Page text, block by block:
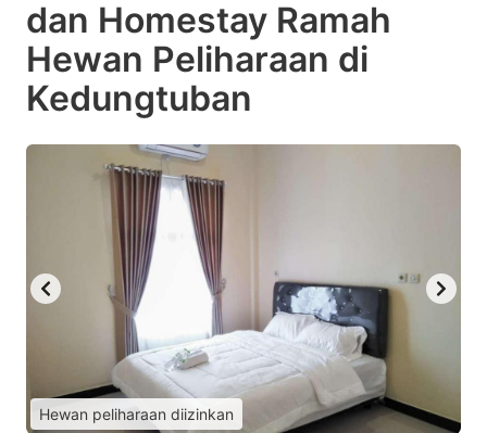
dan Homestay Ramah
Hewan Peliharaan di
Kedungtuban
Hewan peliharaan diizinkan